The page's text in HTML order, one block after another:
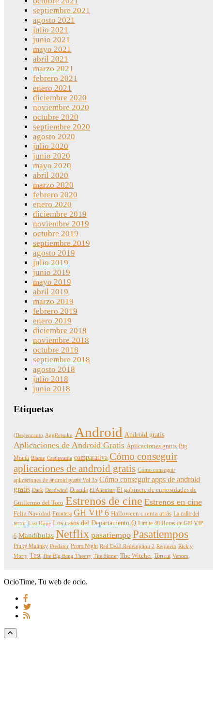
septiembre 2021
agosto 2021
julio 2021
junio 2021
mayo 2021
abril 2021
marzo 2021
febrero 2021
enero 2021
diciembre 2020
noviembre 2020
octubre 2020
septiembre 2020
agosto 2020
julio 2020
junio 2020
mayo 2020
abril 2020
marzo 2020
febrero 2020
enero 2020
diciembre 2019
noviembre 2019
octubre 2019
septiembre 2019
agosto 2019
julio 2019
junio 2019
mayo 2019
abril 2019
marzo 2019
febrero 2019
enero 2019
diciembre 2018
noviembre 2018
octubre 2018
septiembre 2018
agosto 2018
julio 2018
junio 2018
Etiquetas
(Des)encanto AggRetsuko Android Android gratis
Aplicaciones de Android Gratis Aplicaciones gratis Big
Mouth Blame Castlevania comparativa Cómo conseguir
aplicaciones de android gratis Cómo conseguir
aplicaciones de android gratis Vol 35 Cómo conseguir apps de android
gratis Dark Deadwind Dracula El Alienista El gabinete de curiosidades de
Guillermo del Toro Estrenos de cine Estrenos en cine
Feliz Navidad Frontera GH VIP 6 Halloween cuenta atrás La calle del
terror Last Hope Los casos del Departamento Q Límite 48 Horas de GH VIP
6 Mandíbulas Netflix pasatiempo Pasatiempos
Pinky Malinky Predator Prom Night Red Dead Redemption 2 Requiem Rick y
Morty Test The Big Bang Theory The Sinner The Witcher Torrent Venom
OcioTime, Tu web de ocio.